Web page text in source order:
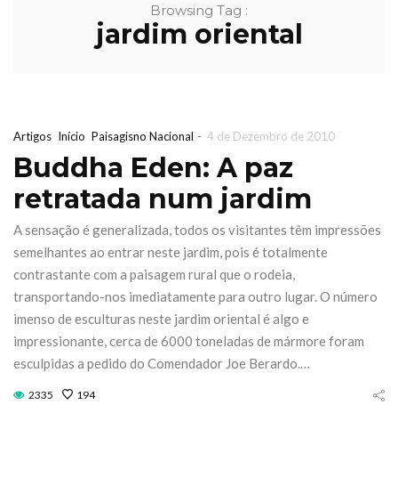
Browsing Tag :
jardim oriental
Artigos Início Paisagisno Nacional - 4 de Dezembro de 2010
Buddha Eden: A paz
retratada num jardim
A sensação é generalizada, todos os visitantes têm impressões
semelhantes ao entrar neste jardim, pois é totalmente
contrastante com a paisagem rural que o rodeia,
transportando-nos imediatamente para outro lugar. O número
imenso de esculturas neste jardim oriental é algo e
impressionante, cerca de 6000 toneladas de mármore foram
esculpidas a pedido do Comendador Joe Berardo.…
2335 194